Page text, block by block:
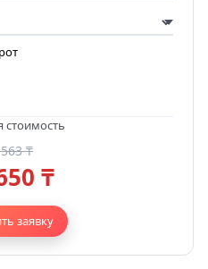
стоимость
₸
₸
заявку